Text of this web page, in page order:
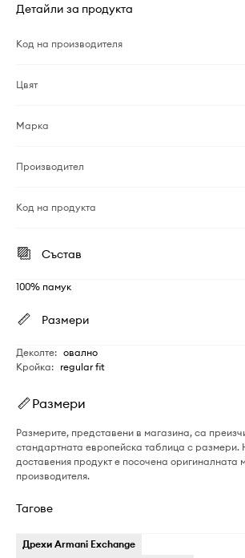
Детайли за продукта
Код на производителя
Цвят
Марка
Производител
Код на продукта
Състав
100% памук
Размери
Деколте: овално
Кройка: regular fit
Размери
Размерите, представени в магазина, са
стандартната европейска таблица с размери.
доставения продукт е посочена оригиналната
производителя.
Тагове
Дрехи Armani Exchange